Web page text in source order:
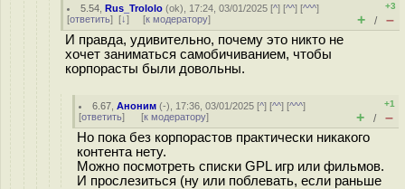
5.54 ,Rus_Trololo (ok), 17:24, 03/01/2025 [^] [^^] [^^^]
[ответить] [↓] [к модератору]
+3
+ / –
И правда, удивительно, почему это никто не
хочет заниматься самобичиванием, чтобы
корпорасты были довольны.
6.67 ,Аноним (-), 17:36, 03/01/2025 [^] [^^] [^^^]
[ответить] [к модератору]
+1
+ / –
Но пока без корпорастов практически никакого
контента нету.
Можно посмотреть списки GPL игр или фильмов.
И прослезиться (ну или поблевать, если раньше